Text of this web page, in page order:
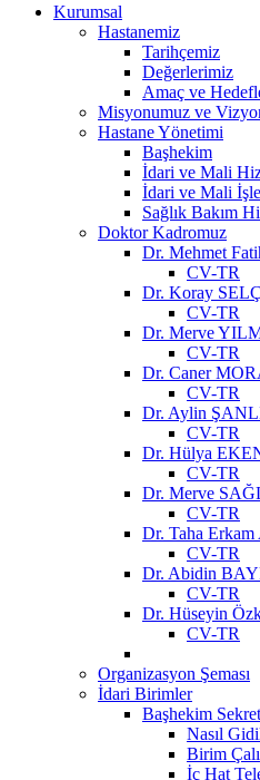
Kurumsal
Hastanemiz
Tarihçemiz
Değerlerimiz
Amaç ve
Misyonumuz ve
Hastane Yönetimi
Başhekim
İdari ve Mali
İdari ve Mali
Sağlık Bakım
Doktor Kadromuz
Dr. Mehmet
CV-TR
Dr. Koray
CV-TR
Dr. Merve
CV-TR
Dr. Caner
CV-TR
Dr. Aylin
CV-TR
Dr. Hülya
CV-TR
Dr. Merve
CV-TR
Dr. Taha
CV-TR
Dr. Abidin
CV-TR
Dr. Hüseyin
CV-TR
Organizasyon Şeması
İdari Birimler
Başhekim
Nasıl
Birim
İç Hat